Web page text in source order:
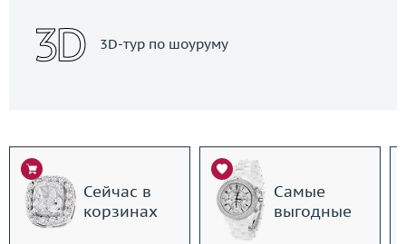
3D-тур по шоуруму
Сейчас в
корзинах
Самые
выгодные